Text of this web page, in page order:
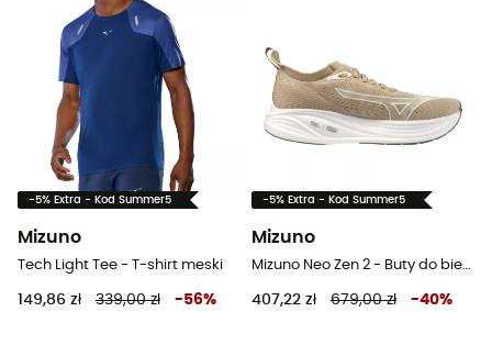
-5% Extra - Kod Summer5
Mizuno
Tech Light Tee - T-shirt meski
149,86 zł 339,00 zł -56%
-5% Extra - Kod Summer5
Mizuno
Mizuno Neo Zen 2 - Buty do biegania meskie
407,22 zł 679,00 zł -40%